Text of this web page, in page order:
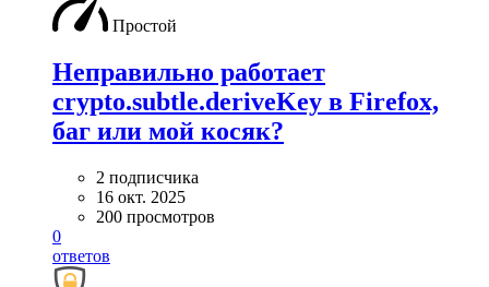
Простой
Неправильно работает
crypto.subtle.deriveKey в Firefox,
баг или мой косяк?
2 подписчика
16 окт. 2025
200 просмотров
0
ответов